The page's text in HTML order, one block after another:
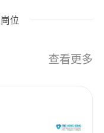
具責任感
進心、願意學習
位
查看更多